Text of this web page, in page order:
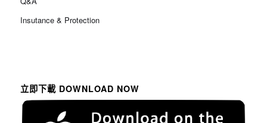
Insutance & Protection
立即下載 DOWNLOAD NOW